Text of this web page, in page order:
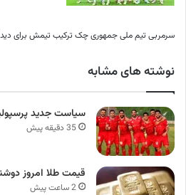
سرمربی تیم ملی جمهوری چک ترکیب تیمش برای دیدار
نوشته های مشابه
سیاست جدید
35 دقیقه پیش
قیمت طلا امروز دوشنبه ۱۹ مرداد
2 ساعت پیش